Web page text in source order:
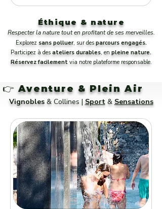
Éthique & nature
Respecter la nature tout en profitant de ses merveilles.
Explorez sans polluer, sur desparcours engagés.
Participez à des ateliers durables, en pleine nature.
Réservez facilement via notre plateforme responsable.
👉Aventure & Plein Air
Vignobles & Collines | Sport& Sensations